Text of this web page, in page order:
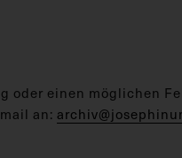
oder einen möglichen
an: